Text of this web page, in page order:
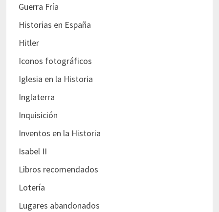
Guerra Fría
Historias en España
Hitler
Iconos fotográficos
Iglesia en la Historia
Inglaterra
Inquisición
Inventos en la Historia
Isabel II
Libros recomendados
Lotería
Lugares abandonados